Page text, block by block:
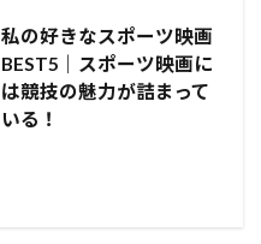
私の好きなスポーツ映画
BEST5｜スポーツ映画に
は競技の魅力が詰まって
いる！